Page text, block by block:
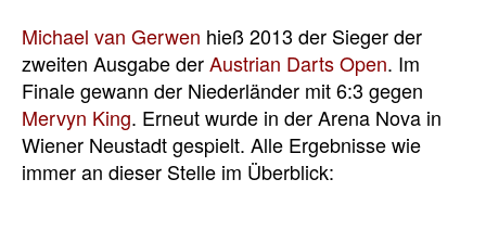
Michael van Gerwen hieß 2013 der Sieger der
zweiten Ausgabe derAustrian Darts Open. Im
Finale gewann der Niederländer mit 6:3 gegen
Mervyn King. Erneut wurde in der Arena Nova in
Wiener Neustadt gespielt. Alle Ergebnisse wie
immer an dieser Stelle im Überblick: